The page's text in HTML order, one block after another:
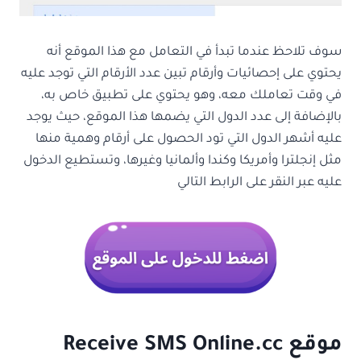
سوف تلاحظ عندما تبدأ في التعامل مع هذا الموقع أنه
يحتوي على إحصائيات وأرقام تبين عدد الأرقام التي توجد عليه
في وقت تعاملك معه، وهو يحتوي على تطبيق خاص به،
بالإضافة إلى عدد الدول التي يضمها هذا الموقع، حيث يوجد
عليه أشهر الدول التي تود الحصول على أرقام وهمية منها
مثل إنجلترا وأمريكا وكندا وألمانيا وغيرها، وتستطيع الدخول
عليه عبر النقر على الرابط التالي
موقع Receive SMS Online.cc